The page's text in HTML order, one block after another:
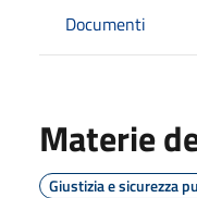
Documenti
Materie
Giustizia e sicurezza